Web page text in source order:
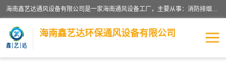
海南鑫艺达通风设备有限公司是一家海南通风设备工厂，主要从事：消防排烟工程、油烟净化工程、厨房排烟工程、酒店厨房设备、新风排风系统、镀锌铁皮管道加工、暖通工程、通风管道安装、消防火阀百叶风口等业务。公司拥有管道及配件一体化工厂生产线，良好的售后服务，良好的设计团队，良好的施工团队、良好管理人员，掌握畅通丰富的信息、市场渠道。
海南鑫艺达环保通风设备有限公司